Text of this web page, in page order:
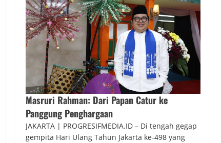
Masruri Rahman: Dari Papan Catur ke
Panggung Penghargaan
JAKARTA | PROGRESIFMEDIA.ID – Di tengah gegap
gempita Hari Ulang Tahun Jakarta ke-498 yang